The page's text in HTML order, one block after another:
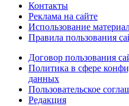
Контакты
Реклама на сайте
Использование
Правила пользования
Договор пользования
Политика в сфере
данных
Пользовательское
Редакция